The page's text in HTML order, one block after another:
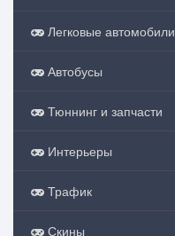
Легковые автомобили
Автобусы
Тюннинг и запчасти
Интерьеры
Трафик
Скины